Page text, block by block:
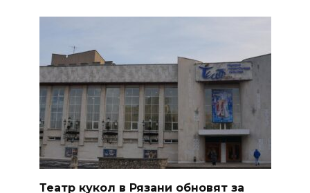
Театр кукол в Рязани обновят за